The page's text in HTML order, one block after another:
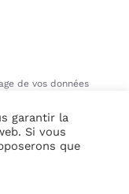
de vos données
Rights Reserved
garantir la
Si vous
que